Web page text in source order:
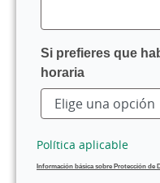
Si prefieres que
horaria
Política aplicable
Información básica sobre Protección de